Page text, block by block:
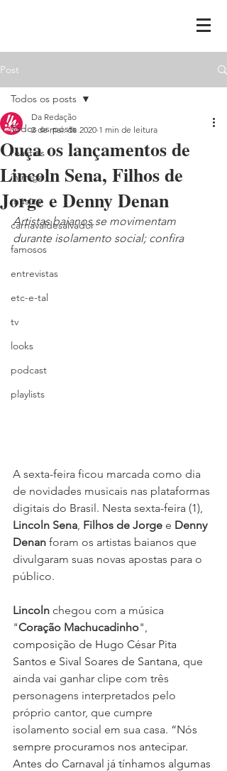
Post
Todos os posts
realities
ih,miga
música
carnavaldesalvador
famosos
entrevistas
etc-e-tal
tv
looks
podcast
playlists
Todos os posts
Ouça os lançamentos de
Lincoln Sena, Filhos de
Jorge e Denny Denan
Da Redação
2 de mai. de 2020 1 min de leitura
Artistas baianos se movimentam
durante isolamento social; confira
A sexta-feira ficou marcada como dia
de novidades musicais nas plataformas
digitais do Brasil. Nesta sexta-feira (1),
Lincoln Sena, Filhos de Jorge e Denny
Denan foram os artistas baianos que
divulgaram suas novas apostas para o
público.
Lincoln chegou com a música
"Coração Machucadinho",
composição de Hugo César Pita
Santos e Sival Soares de Santana, que
ainda vai ganhar clipe com três
personagens interpretados pelo
próprio cantor, que cumpre
isolamento social em sua casa. “Nós
sempre procuramos nos antecipar.
Antes do Carnaval já tínhamos algumas